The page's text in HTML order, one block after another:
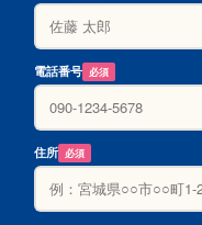
電話番号 必須
住所 必須